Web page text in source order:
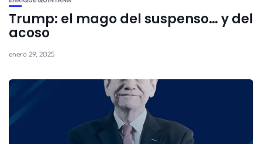
Trump: el mago del suspenso… y del
acoso
enero 29, 2025